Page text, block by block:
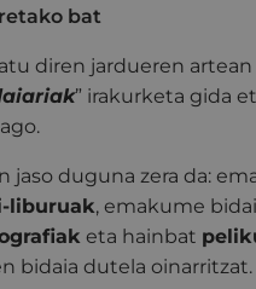
bat
diren jardueren artean
” irakurketa gida
jaso duguna zera da:
liburuak, emakume
eta hainbat
bidaia dutela oinarritzat.